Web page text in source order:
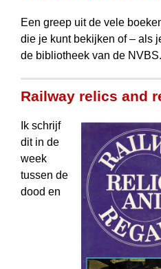
Een greep uit de vele
die je kunt bekijken of – als
de bibliotheek van de NVBS.
Railway relics and
Ik schrijf
dit in de
week
tussen de
dood en